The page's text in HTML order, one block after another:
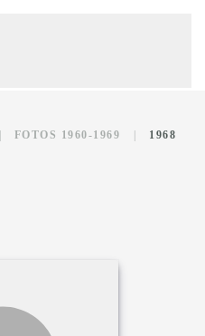
FOTOS 1960-1969 1968